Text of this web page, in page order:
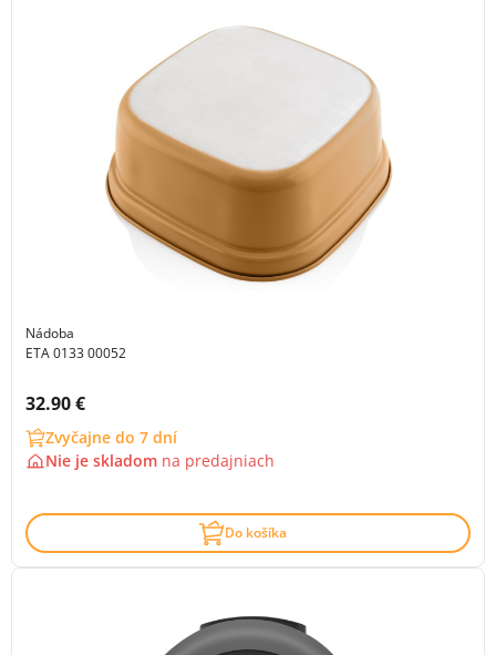
Nádoba
ETA 0133 00052
Cena s DPH:
32.90 €
Zvyčajne do 7 dní
Nie je skladom na predajniach
Do košíka